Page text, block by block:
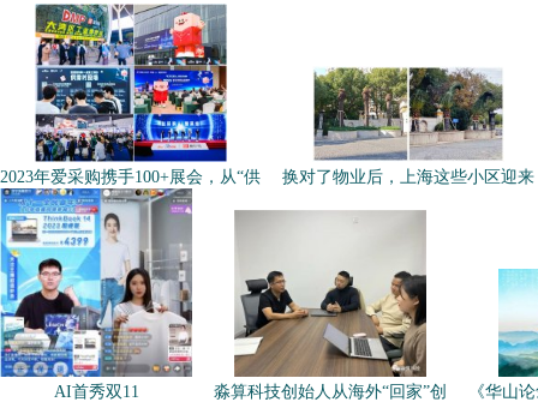
2023年爱采购携手100+展会，从“供 换对了物业后，上海这些小区迎来
AI首秀双11 淼算科技创始人从海外“回家”创 《华山